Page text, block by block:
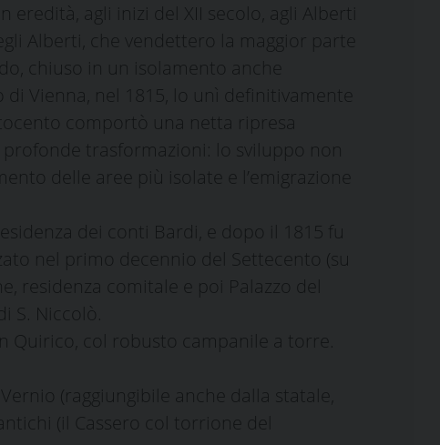
agli inizi del XII secolo, agli Alberti
Alberti, che vendettero la maggior parte
chiuso in un isolamento anche
Vienna, nel 1815, lo unì definitivamente
comportò una netta ripresa
trasformazioni: lo sviluppo non
delle aree più isolate e l’emigrazione
dei conti Bardi, e dopo il 1815 fu
nel primo decennio del Settecento (su
residenza comitale e poi Palazzo del
Niccolò.
Quirico, col robusto campanile a torre.
(raggiungibile anche dalla statale,
(il Cassero col torrione del